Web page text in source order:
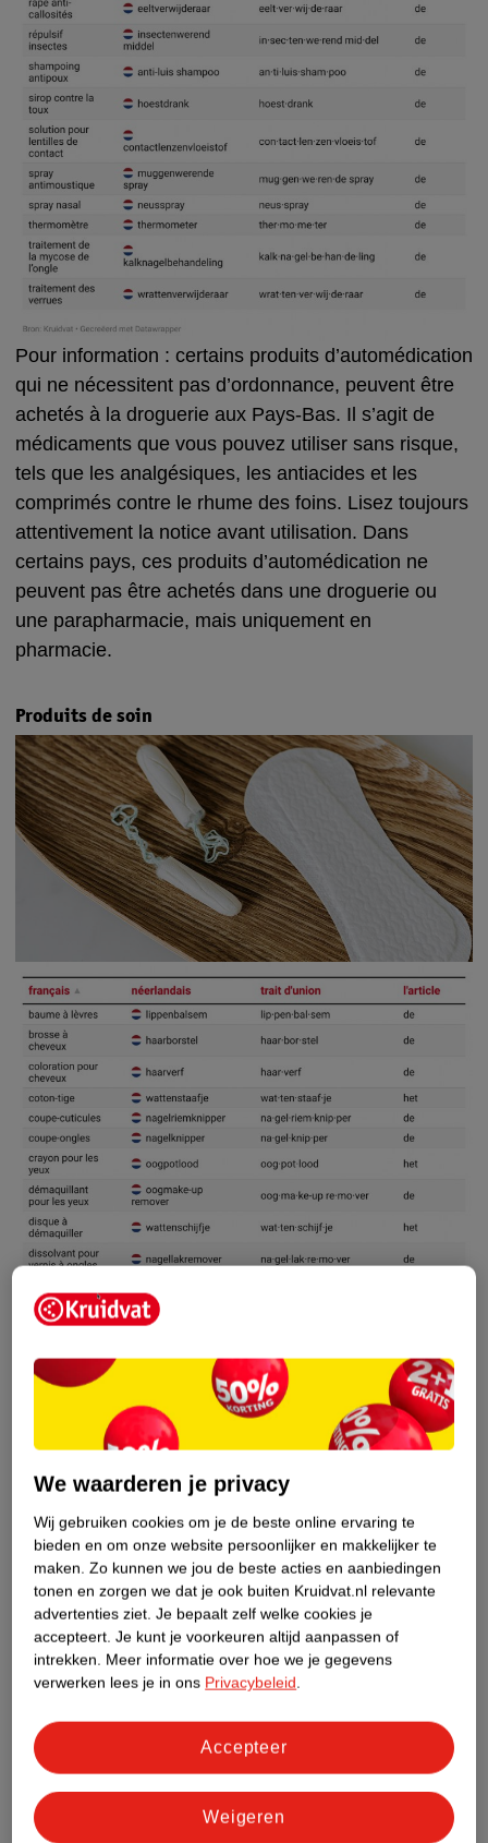
Pour information : certains produits d’automédication
qui ne nécessitent pas d’ordonnance, peuvent être
achetés à la droguerie aux Pays-Bas. Il s’agit de
médicaments que vous pouvez utiliser sans risque,
tels que les analgésiques, les antiacides et les
comprimés contre le rhume des foins. Lisez toujours
attentivement la notice avant utilisation. Dans
certains pays, ces produits d’automédication ne
peuvent pas être achetés dans une droguerie ou
une parapharmacie, mais uniquement en
pharmacie.
Produits de soin
Produits de beauté
We waarderen je privacy
Wij gebruiken cookies om je de beste online ervaring te
bieden en om onze website persoonlijker en makkelijker te
maken. Zo kunnen we jou de beste acties en aanbiedingen
tonen en zorgen we dat je ook buiten Kruidvat.nl relevante
advertenties ziet. Je bepaalt zelf welke cookies je
accepteert. Je kunt je voorkeuren altijd aanpassen of
intrekken. Meer informatie over hoe we je gegevens
verwerken lees je in ons Privacybeleid.
Weigeren
Accepteer